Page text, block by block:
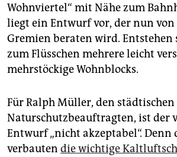
Wohnviertel“ mit Nähe zum
liegt ein Entwurf vor, der nun von
Gremien beraten wird.
zum Flüsschen mehrere leicht
mehrstöckige Wohnblocks.
Für Ralph Müller, den städtischen
Naturschutzbeauftragten, ist der
Entwurf „nicht akzeptabel“. Denn
verbauten die wichtige